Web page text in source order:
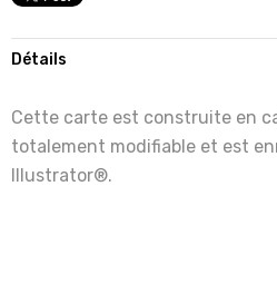
Détails
Cette carte est construite en
totalement modifiable et est
Illustrator®.